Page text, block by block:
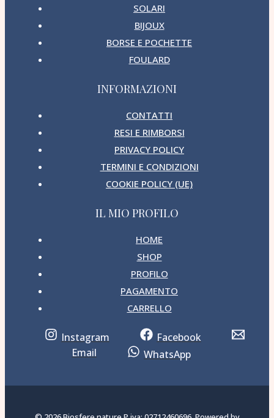
SOLARI
BIJOUX
BORSE E POCHETTE
FOULARD
INFORMAZIONI
CONTATTI
RESI E RIMBORSI
PRIVACY POLICY
TERMINI E CONDIZIONI
COOKIE POLICY (UE)
IL MIO PROFILO
HOME
SHOP
PROFILO
PAGAMENTO
CARRELLO
Instagram
Facebook
Email
WhatsApp